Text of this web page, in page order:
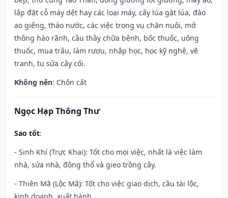
lắp đặt cỗ máy dệt hay các loại máy, cấy lúa gặt lúa, đào
ao giếng, tháo nước, các việc trong vụ chăn nuôi, mở
thông hào rãnh, cầu thầy chữa bệnh, bốc thuốc, uống
thuốc, mua trâu, làm rượu, nhập học, học kỹ nghệ, vẽ
tranh, tu sửa cây cối.
Không nên: Chôn cất
Ngọc Hạp Thông Thư
Sao tốt:
- Sinh Khí (Trực Khai): Tốt cho mọi việc, nhất là việc làm
nhà, sửa nhà, động thổ và gieo trồng cây.
- Thiên Mã (Lộc Mã): Tốt cho việc giao dịch, cầu tài lộc,